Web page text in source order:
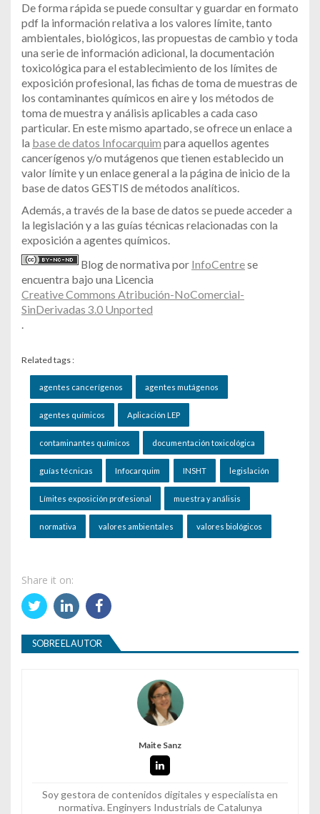
De forma rápida se puede consultar y guardar en formato
pdf la información relativa a los valores límite, tanto
ambientales, biológicos, las propuestas de cambio y toda
una serie de información adicional, la documentación
toxicológica para el establecimiento de los límites de
exposición profesional, las fichas de toma de muestras de
los contaminantes químicos en aire y los métodos de
toma de muestra y análisis aplicables a cada caso
particular. En este mismo apartado, se ofrece un enlace a
la base de datos Infocarquim para aquellos agentes
cancerígenos y/o mutágenos que tienen establecido un
valor límite y un enlace general a la página de inicio de la
base de datos GESTIS de métodos analíticos.
Además, a través de la base de datos se puede acceder a
la legislación y a las guías técnicas relacionadas con la
exposición a agentes químicos.
Blog de normativa por InfoCentrese
encuentra bajo una Licencia
Creative Commons Atribución-NoComercial-
SinDerivadas 3.0 Unported
.
Related tags :
agentes cancerígenos agentes mutágenos
agentes químicos Aplicación LEP
contaminantes químicos documentación toxicológica
guías técnicas Infocarquim INSHT legislación
Límites exposición profesional muestra y análisis
normativa valores ambientales valores biológicos
Share it on:
SOBRE EL AUTOR
Maite Sanz
Soy gestora de contenidos digitales y especialista en
normativa. Enginyers Industrials de Catalunya